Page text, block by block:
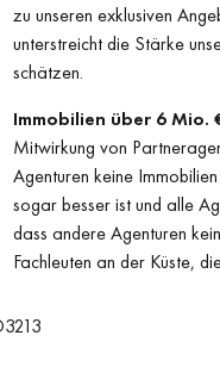
zu unseren exklusiven
unterstreicht die Stärke
schätzen.
Immobilien über 6 Mio.
Mitwirkung von
Agenturen keine
sogar besser ist und alle
dass andere Agenturen
Fachleuten an der Küste,